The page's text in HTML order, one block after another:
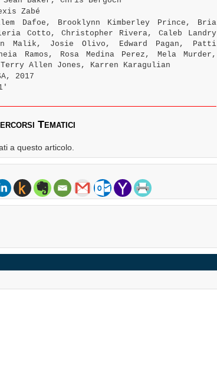
Zabé
Dafoe, Brooklynn Kimberley Prince, Bria
Cotto, Christopher Rivera, Caleb Landry
Malik, Josie Olivo, Edward Pagan, Patti
Ramos, Rosa Medina Perez, Mela Murder,
Terry Allen Jones, Karren Karagulian
2017
Tematici
a questo articolo.